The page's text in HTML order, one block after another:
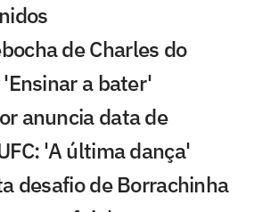
de Charles do
'Ensinar a bater'
anuncia data de
'A última dança'
desafio de Borrachinha